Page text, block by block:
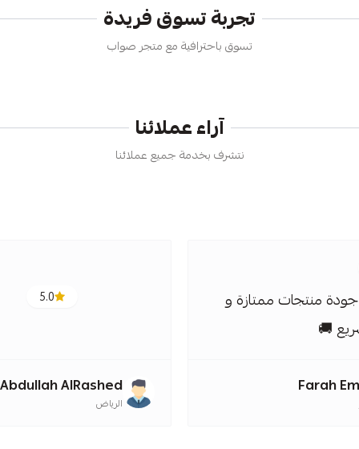
تجربة تسوق فريدة
تسوق باحترافية مع متجر صواب
آراء عملائنا
نتشرف بخدمة جميع عملائنا
منتجات ممتازة و
🚚
Farah
5.0
Abdullah AlRashed
الرياض